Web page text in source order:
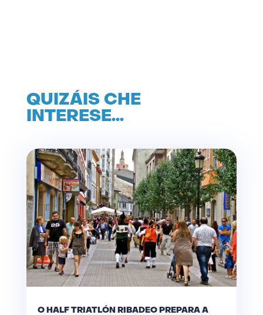
QUIZÁIS CHE
INTERESE…
O HALF TRIATLÓN RIBADEO PREPARA A